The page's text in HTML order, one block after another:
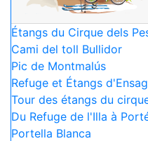
Étangs du Cirque dels
Cami del toll Bullidor
Pic de Montmalús
Refuge et Étangs
Tour des étangs du
Du Refuge de l'Illa à
Portella Blanca